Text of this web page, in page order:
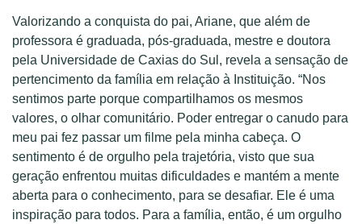
Valorizando a conquista do pai, Ariane, que além de
professora é graduada, pós-graduada, mestre e doutora
pela Universidade de Caxias do Sul, revela a sensação de
pertencimento da família em relação à Instituição. “Nos
sentimos parte porque compartilhamos os mesmos
valores, o olhar comunitário. Poder entregar o canudo para
meu pai fez passar um filme pela minha cabeça. O
sentimento é de orgulho pela trajetória, visto que sua
geração enfrentou muitas dificuldades e mantém a mente
aberta para o conhecimento, para se desafiar. Ele é uma
inspiração para todos. Para a família, então, é um orgulho